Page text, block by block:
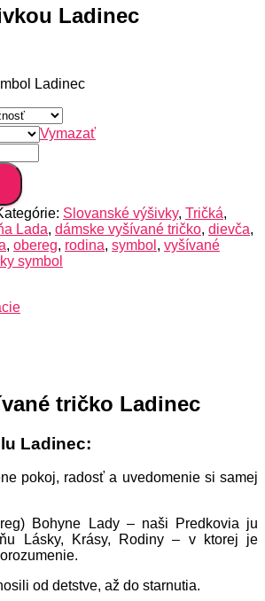
Ladinec
Ladinec
Vymazať
Slovanské výšivky, Tričká,
Lada, dámske vyšívané tričko, dievča,
, obereg, rodina, symbol , vyšívané
symbol
tričko Ladinec
Ladinec:
pokoj, radosť a uvedomenie si samej
Bohyne Lady – naši Predkovia ju
Lásky, Krásy, Rodiny – v ktorej je
od detstve, až do starnutia.